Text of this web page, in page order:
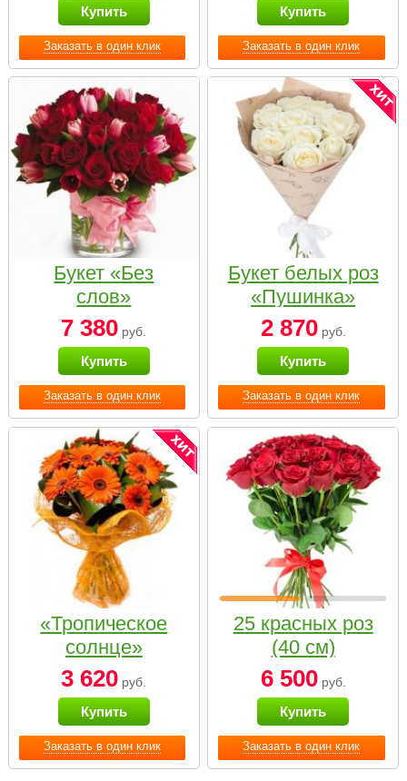
Заказать в один клик
Купить
Заказать в один клик
Купить
Заказать в один клик
Букет «Без
слов»
7 380 руб.
Купить
Заказать в один клик
Букет белых роз
«Пушинка»
2 870руб.
Купить
Заказать в один клик
«Тропическое
солнце»
3 620 руб.
Купить
Заказать в один клик
25 красных роз
(40 см)
6 500руб.
Купить